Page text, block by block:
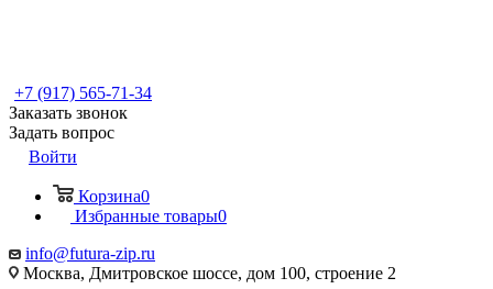
+7 (917) 565-71-34
Заказать звонок
Задать вопрос
Войти
Корзина0
Избранные товары0
info@futura-zip.ru
Москва, Дмитровское шоссе, дом 100, строение 2